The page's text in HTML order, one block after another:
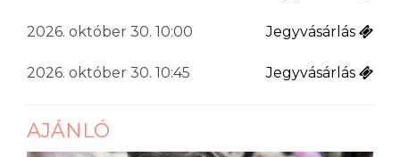
2026. október 30. 10:00 Jegyvásárlás
2026. október 30. 10:45 Jegyvásárlás
AJÁNLÓ